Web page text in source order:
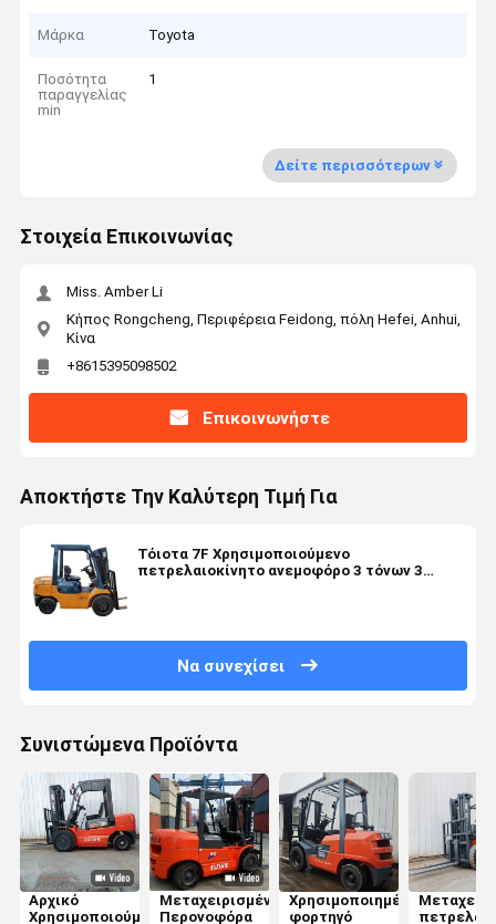
Μάρκα Toyota
Ποσότητα
παραγγελίας
min
1
Δείτε περισσότερων
Στοιχεία Επικοινωνίας
Miss. Amber Li
Κήπος Rongcheng, Περιφέρεια Feidong, πόλη Hefei, Anhui,
Κίνα
+8615395098502
Επικοινωνήστε
Αποκτήστε Την Καλύτερη Τιμή Για
Τόιοτα 7F Χρησιμοποιούμενο
πετρελαιοκίνητο ανεμοφόρο 3 τόνων 3
Να συνεχίσει
Συνιστώμενα Προϊόντα
Αρχικό
Χρησιμοποιούμενο
Μεταχειρισμένα
Περονοφόρα
Χρησιμοποιημένο
φορτηγό